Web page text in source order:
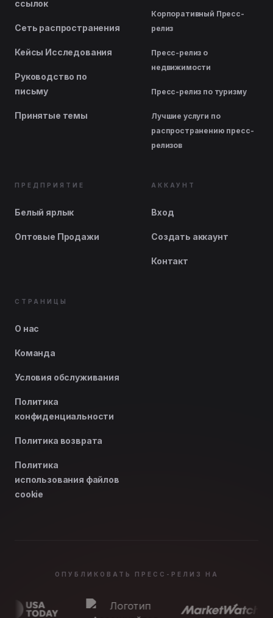
ссылок
Сеть распространения
Кейсы Исследования
Руководство по
письму
Принятые темы
Корпоративный Пресс-
релиз
Пресс-релиз о
недвижимости
Пресс-релиз по туризму
Лучшие услуги по
распространению пресс-
релизов
ПРЕДПРИЯТИЕ
Белый ярлык
Оптовые Продажи
АККАУНТ
Вход
Создать аккаунт
Контакт
СТРАНИЦЫ
О нас
Команда
Условия обслуживания
Политика
конфиденциальности
Политика возврата
Политика
использования файлов
cookie
ОПУБЛИКОВАТЬ ПРЕСС-РЕЛИЗ НА